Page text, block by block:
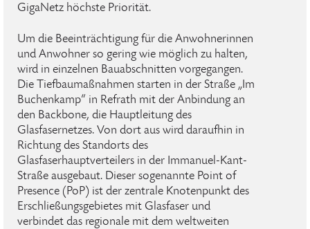
GigaNetz höchste Priorität.
Um die Beeinträchtigung für die Anwohnerinnen
und Anwohner so gering wie möglich zu halten,
wird in einzelnen Bauabschnitten vorgegangen.
Die Tiefbaumaßnahmen starten in der Straße „Im
Buchenkamp“ in Refrath mit der Anbindung an
den Backbone, die Hauptleitung des
Glasfasernetzes. Von dort aus wird daraufhin in
Richtung des Standorts des
Glasfaserhauptverteilers in der Immanuel-Kant-
Straße ausgebaut. Dieser sogenannte Point of
Presence (PoP) ist der zentrale Knotenpunkt des
Erschließungsgebietes mit Glasfaser und
verbindet das regionale mit dem weltweiten